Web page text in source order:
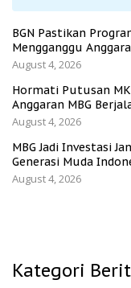
BGN Pastikan
Mengganggu
August 4, 2026
Hormati Putusan
Anggaran MBG
August 4, 2026
MBG Jadi Investasi
Generasi Muda
August 4, 2026
Kategori